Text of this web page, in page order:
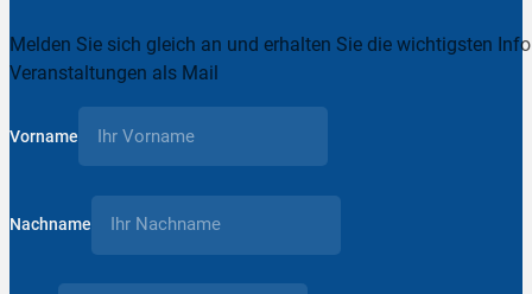
Melden Sie sich gleich an und erhalten Sie die wichtigsten
Veranstaltungen als Mail
Vorname
Nachname